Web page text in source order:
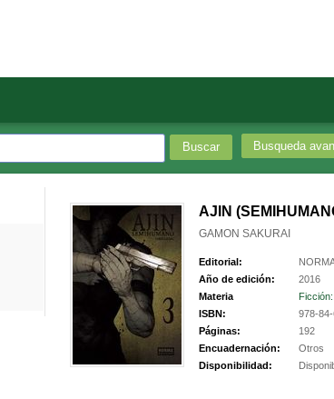
Busqueda
AJIN
GAMON SAKURAI
Editorial:
Año de edición:
2016
Materia
ISBN:
978-
Páginas:
192
Encuadernación:
Otros
Disponibilidad: